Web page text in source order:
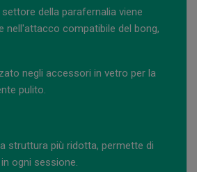
della parafernalia viene
nell'attacco compatibile del bong,
negli accessori in vetro per la
pulito.
struttura più ridotta, permette di
ogni sessione.